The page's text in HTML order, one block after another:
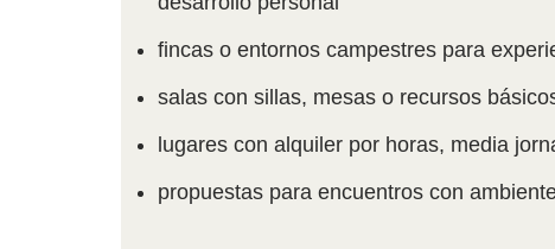
fincas o entornos campestres para
salas con sillas, mesas o recursos
lugares con alquiler por horas, media
propuestas para encuentros con